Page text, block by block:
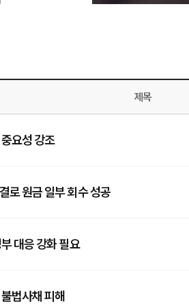
제목
요성 강조
로 원금 일부 회수 성공
대응 강화 필요
법사채 피해